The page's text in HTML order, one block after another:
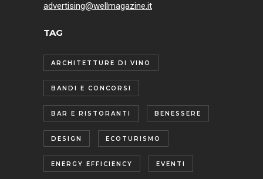
advertising@wellmagazine.it
TAG
ARCHITETTURE DI VINO
BANDI E CONCORSI
BAR E RISTORANTI BENESSERE
DESIGN ECOTURISMO
ENERGY EFFICIENCY EVENTI